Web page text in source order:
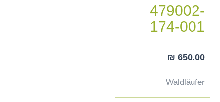
479002-
174-001
₪ 650.00
Waldläufer